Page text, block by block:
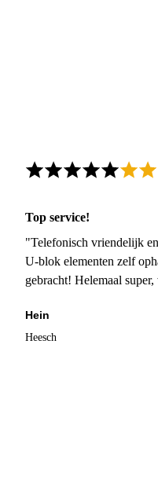
Top service!
"Telefonisch vriendelijk
U-blok elementen zelf
gebracht! Helemaal
Hein
Heesch